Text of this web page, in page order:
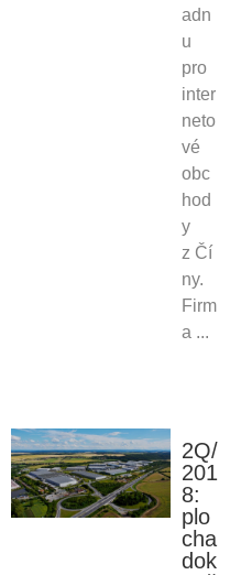
adn
u
pro
inter
neto
vé
obc
hod
y
z Čí
ny.
Firm
a ...
2Q/
201
8:
plo
cha
dok